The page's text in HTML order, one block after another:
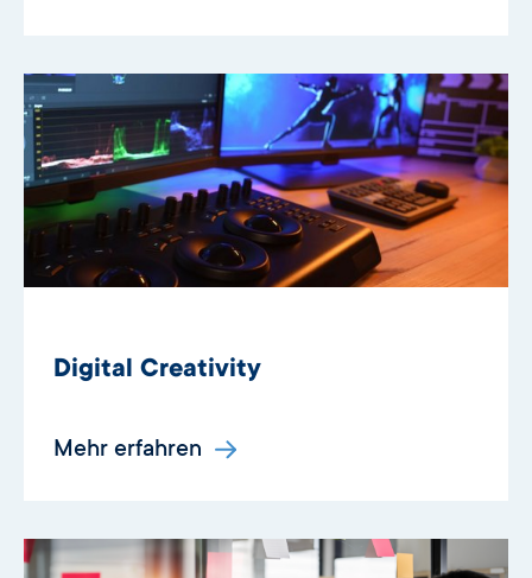
Digital Creativity
Mehr erfahren